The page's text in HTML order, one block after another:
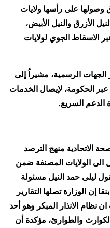
على رأسها ولايات
الأزرق والنيل الأبيض،
الاسقاط الجوي لولايات
الرسمية، مشيراُ إلى
الحكومة، لإيصال الخدمات
الدعم السريع.
الاتحادية منهج الترصد
الى الولايات المصنفة ضمن
ليلى حمد النيل مسئولة
إن الوزارة تصلها التقارير
نظام الانذار المبكر وهو أحد
والطوارئ، مؤكدة أن